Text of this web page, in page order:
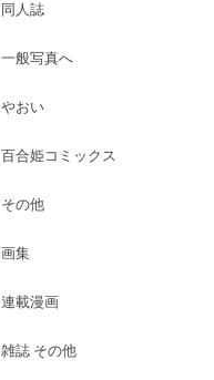
同人誌
一般写真へ
やおい
百合姫コミックス
その他
画集
連載漫画
雑誌 その他